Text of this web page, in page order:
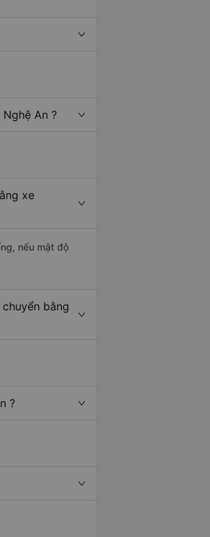
An ?
xe
nếu mật độ
bằng
?